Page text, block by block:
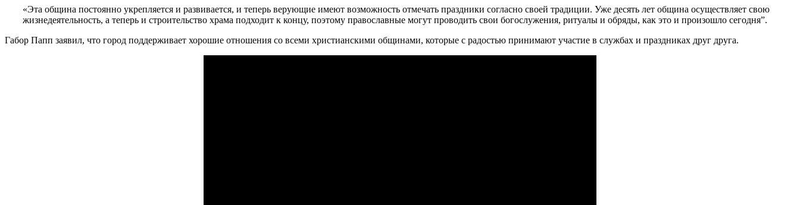
«Эта община постоянно укрепляется и развивается, и теперь верующие имеют возможность отмечать праздники согласно своей традиции. Уже десять лет община осуществляет свою
жизнедеятельность, а теперь и строительство храма подходит к концу, поэтому православные могут проводить свои богослужения, ритуалы и обряды, как это и произошло сегодня”.
Габор Папп заявил, что город поддерживает хорошие отношения со всеми христианскими общинами, которые с радостью принимают участие в службах и праздниках друг друга.